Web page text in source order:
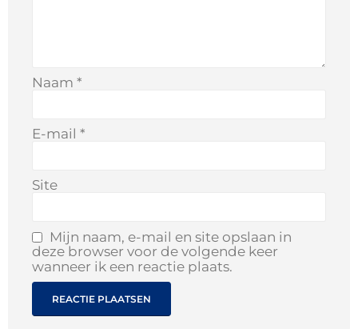
Naam *
E-mail *
Site
Mijn naam, e-mail en site opslaan in
deze browser voor de volgende keer
wanneer ik een reactie plaats.